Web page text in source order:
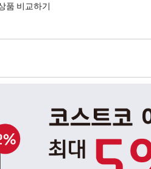
품 비교하기